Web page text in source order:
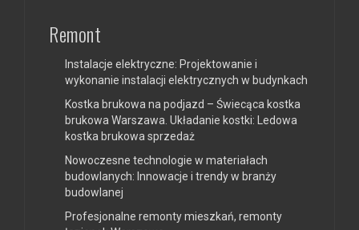
Remont
Instalacje elektryczne: Projektowanie i
wykonanie instalacji elektrycznych w budynkach
Kostka brukowa na podjazd – Świecąca kostka
brukowa Warszawa. Układanie kostki: Ledowa
kostka brukowa sprzedaż
Nowoczesne technologie w materiałach
budowlanych: Innowacje i trendy w branży
budowlanej
Profesjonalne remonty mieszkań, remonty